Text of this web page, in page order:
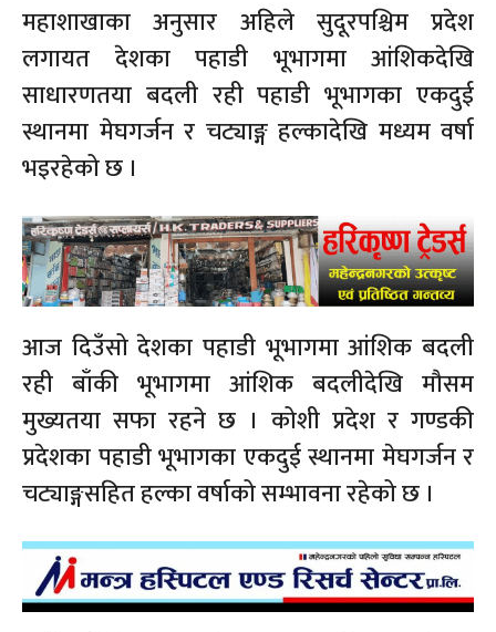
महाशाखाका अनुसार अहिले सुदूरपश्चिम प्रदेश
लगायत देशका पहाडी भूभागमा आंशिकदेखि
साधारणतया बदली रही पहाडी भूभागका एकदुई
स्थानमा मेघगर्जन र चट्याङ्ग हल्कादेखि मध्यम वर्षा
भइरहेको छ ।
आज दिउँसो देशका पहाडी भूभागमा आंशिक बदली
रही बाँकी भूभागमा आंशिक बदलीदेखि मौसम
मुख्यतया सफा रहने छ । कोशी प्रदेश र गण्डकी
प्रदेशका पहाडी भूभागका एकदुई स्थानमा मेघगर्जन र
चट्याङ्गसहित हल्का वर्षाको सम्भावना रहेको छ ।